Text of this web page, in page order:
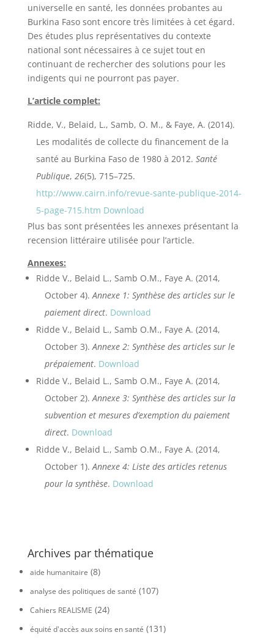
universelle en santé, les données probantes au
Burkina Faso sont encore très limitées à cet égard.
Des études plus représentatives du contexte
national sont nécessaires à ce sujet tout en
continuant de rechercher des solutions pour les
indigents qui ne pourront pas payer.
L’article complet:
Ridde, V., Belaid, L., Samb, O. M., & Faye, A. (2014).
Les modalités de collecte du financement de la
santé au Burkina Faso de 1980 à 2012. Santé
Publique, 26(5), 715–725.
http://www.cairn.info/revue-sante-publique-2014-
5-page-715.htm Download
Plus bas sont présentées les annexes présentant la
recension littéraire utilisée pour l’article.
Annexes:
Ridde V., Belaid L., Samb O.M., Faye A. (2014,
October 4).Annexe 1: Synthèse des articles sur le
paiement direct. Download
Ridde V., Belaid L., Samb O.M., Faye A. (2014,
October 3).Annexe 2: Synthèse des articles sur le
prépaiement. Download
Ridde V., Belaid L., Samb O.M., Faye A. (2014,
October 2).Annexe 3: Synthèse des articles sur la
subvention et mesures d’exemption du paiement
direct. Download
Ridde V., Belaid L., Samb O.M., Faye A. (2014,
October 1).Annexe 4: Liste des articles retenus
pour la synthèse. Download
Archives par thématique
aide humanitaire (8)
analyse des politiques de santé (107)
Cahiers REALISME (24)
équité d'accès aux soins en santé (131)